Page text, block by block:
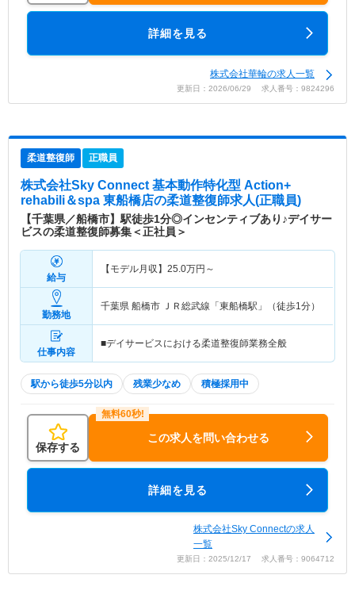
詳細を見る
株式会社華輪の求人一覧
更新日：2026/06/29 求人番号：9824296
柔道整復師 正職員
株式会社Sky Connect 基本動作特化型 Action+
rehabili＆spa 東船橋店の柔道整復師求人(正職員)
【千葉県／船橋市】駅徒歩1分◎インセンティブあり♪デイサー
ビスの柔道整復師募集＜正社員＞
給与
【モデル月収】 25.0万円～
勤務地
千葉県 船橋市 ＪＲ総武線「東船橋駅」（徒歩1分）
仕事内容
■デイサービスにおける柔道整復師業務全般
駅から徒歩5分以内 残業少なめ 積極採用中
保存する
この求人を問い合わせる
詳細を見る
株式会社Sky Connectの求人
一覧
更新日：2025/12/17 求人番号：9064712